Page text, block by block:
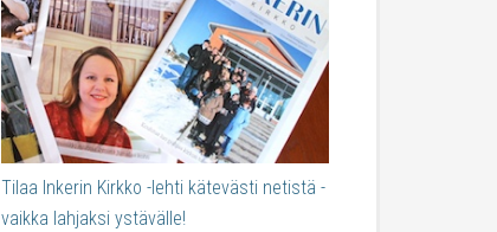
Tilaa Inkerin Kirkko -lehti kätevästi netistä -
vaikka lahjaksi ystävälle!